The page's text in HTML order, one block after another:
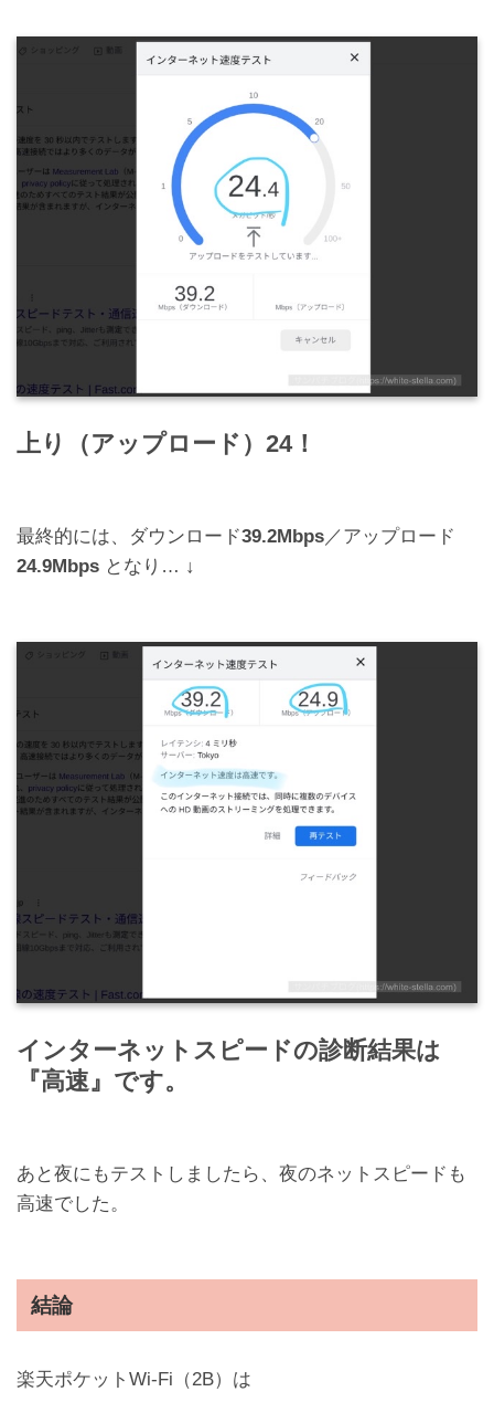
上り（アップロード）24！
最終的には、ダウンロード39.2Mbps／アップロード
24.9Mbps となり… ↓
インターネットスピードの診断結果は
『高速』です。
あと夜にもテストしましたら、夜のネットスピードも
高速でした。
結論
楽天ポケットWi-Fi（2B）は